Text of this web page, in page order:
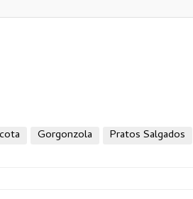
Gorgonzola Pratos Salgados